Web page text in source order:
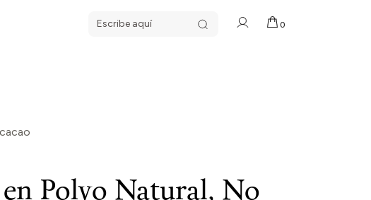
Search
for:
0
en Polvo Natural, No